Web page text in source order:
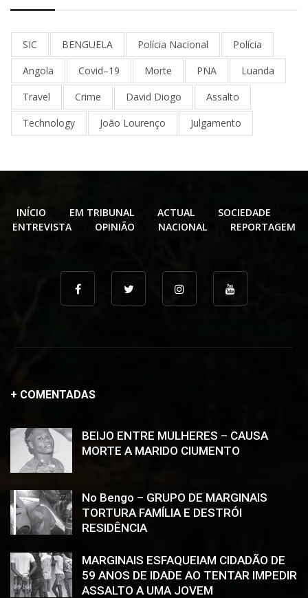
SIC BENGUELA Polícia Nacional
Polícia
Angola
Covid–19 Morte PNA
Luanda
Travel
Crime David Diogo
Assalto
Technology
João Lourenço Julgamento
INÍCIO EM TRIBUNAL ACTUAL
SOCIEDADE
ENTREVISTA
OPINIÃO NACIONAL REPORTAGEM
+ COMENTADAS
BEIJO ENTRE MULHERES – CAUSA
MORTE A MARIDO CIUMENTO
No Bengo – GRUPO DE MARGINAIS
TORTURA FAMÍLIA E DESTRÓI
RESIDÊNCIA
MARGINAIS ESFAQUEIAM CIDADÃO DE
59 ANOS DE IDADE AO TENTAR IMPEDIR
ASSALTO A UMA JOVEM